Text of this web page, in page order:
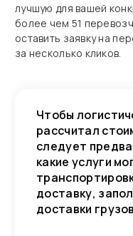
лучшую для вашей
более чем 51
оставить заявку на
за несколько кликов.
Чтобы
рассчитал
следует
какие услуги
доставку,
доставки